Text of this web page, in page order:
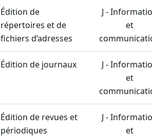
Édition de
répertoires et de
fichiers d’adresses
J -
et
Édition de journaux
J -
et
Édition de revues et
périodiques
J -
et